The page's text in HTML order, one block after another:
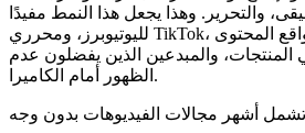
والتحرير. وهذا يجعل هذا النمط مفيدًا
لليوتيوبرز، ومحرري TikTok، وناشري الأفلييت، ومواقع المحتوى
والمبدعين الذين يفضلون عدم
الظهور أمام الكاميرا.